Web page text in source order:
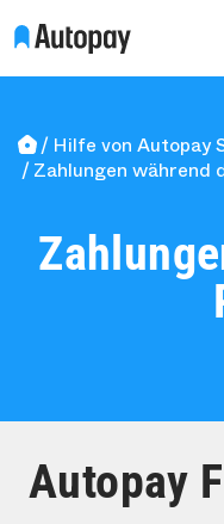
Hilfe von Autopay
Zahlungen während
Autopay